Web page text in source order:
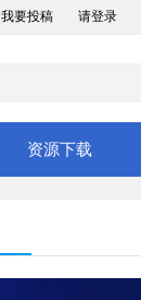
我要投稿 请登录
资源下载